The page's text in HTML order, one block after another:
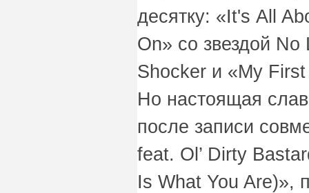
десятку: «It's All
On» со звездой
Shocker и «My
Но настоящая
после записи
feat. Ol’ Dirty
Is What You Are)»,